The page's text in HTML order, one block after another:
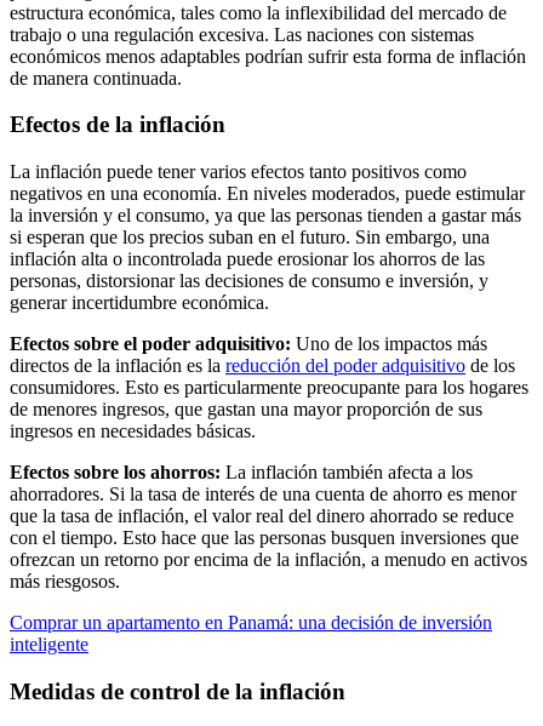
estructura económica, tales como la inflexibilidad del mercado de
trabajo o una regulación excesiva. Las naciones con sistemas
económicos menos adaptables podrían sufrir esta forma de inflación
de manera continuada.
Efectos de la inflación
La inflación puede tener varios efectos tanto positivos como
negativos en una economía. En niveles moderados, puede estimular
la inversión y el consumo, ya que las personas tienden a gastar más
si esperan que los precios suban en el futuro. Sin embargo, una
inflación alta o incontrolada puede erosionar los ahorros de las
personas, distorsionar las decisiones de consumo e inversión, y
generar incertidumbre económica.
Efectos sobre el poder adquisitivo: Uno de los impactos más
directos de la inflación es la reducción del poder adquisitivo de los
consumidores. Esto es particularmente preocupante para los hogares
de menores ingresos, que gastan una mayor proporción de sus
ingresos en necesidades básicas.
Efectos sobre los ahorros: La inflación también afecta a los
ahorradores. Si la tasa de interés de una cuenta de ahorro es menor
que la tasa de inflación, el valor real del dinero ahorrado se reduce
con el tiempo. Esto hace que las personas busquen inversiones que
ofrezcan un retorno por encima de la inflación, a menudo en activos
más riesgosos.
Comprar un apartamento en Panamá: una decisión de inversión
inteligente
Medidas de control de la inflación